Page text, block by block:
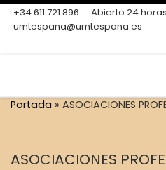
Skip to content
+34 611 721 896
Abierto 24
umtespana@umtespana.es
Portada » ASOCIACIONES
ASOCIACIONES